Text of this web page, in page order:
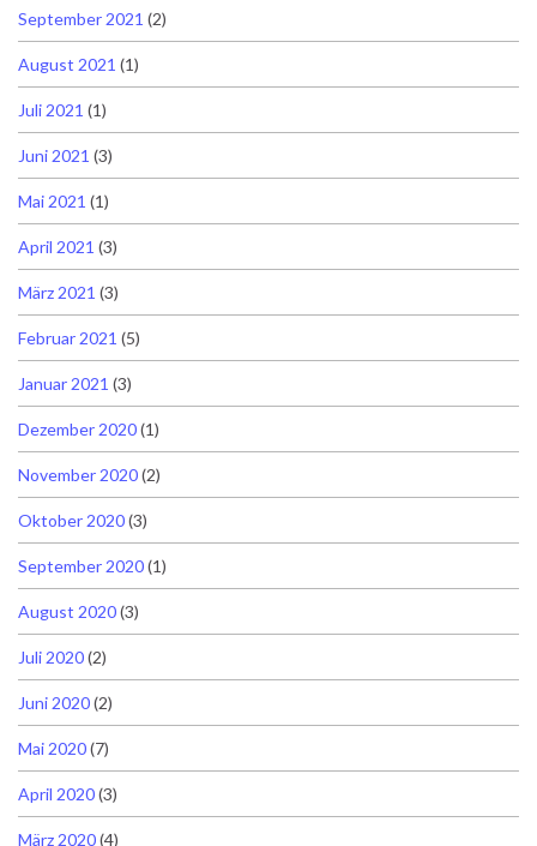
September 2021 (2)
August 2021 (1)
Juli 2021 (1)
Juni 2021 (3)
Mai 2021 (1)
April 2021 (3)
März 2021 (3)
Februar 2021 (5)
Januar 2021 (3)
Dezember 2020(1)
November 2020(2)
Oktober 2020(3)
September 2020(1)
August 2020(3)
Juli 2020(2)
Juni 2020(2)
Mai 2020(7)
April 2020(3)
März 2020(4)